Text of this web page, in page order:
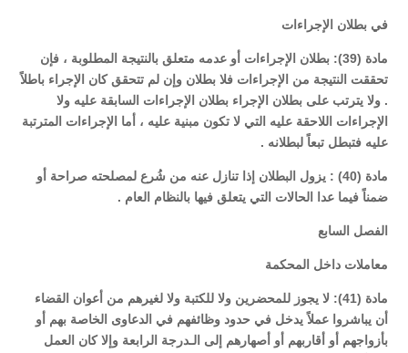
في بطلان الإجراءات
مادة (39): بطلان الإجراءات أو عدمه متعلق بالنتيجة المطلوبة ، فإن
تحققت النتيجة من الإجراءات فلا بطلان وإن لم تتحقق كان الإجراء باطلاً
. ولا يترتب على بطلان الإجراء بطلان الإجراءات السابقة عليه ولا
الإجراءات اللاحقة عليه التي لا تكون مبنية عليه ، أما الإجراءات المترتبة
عليه فتبطل تبعاً لبطلانه .
مادة (40) : يزول البطلان إذا تنازل عنه من شُرع لمصلحته صراحة أو
ضمناً فيما عدا الحالات التي يتعلق فيها بالنظام العام .
الفصل السابع
معاملات داخل المحكمة
مادة (41): لا يجوز للمحضرين ولا للكتبة ولا لغيرهم من أعوان القضاء
أن يباشروا عملاً يدخل في حدود وظائفهم في الدعاوى الخاصة بهم أو
بأزواجهم أو أقاربهم أو أصهارهم إلى الـدرجة الرابعة وإلا كان العمل